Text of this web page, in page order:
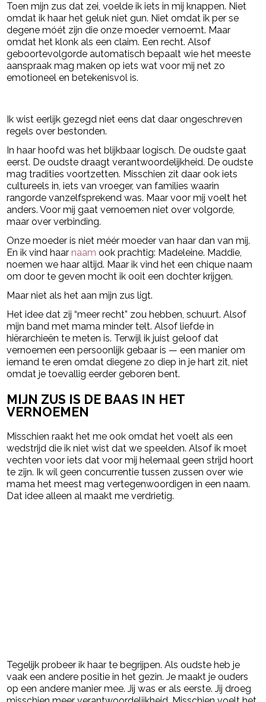
Toen mijn zus dat zei, voelde ik iets in mij knappen. Niet
omdat ik haar het geluk niet gun. Niet omdat ik per se
degene móét zijn die onze moeder vernoemt. Maar
omdat het klonk als een claim. Een recht. Alsof
geboortevolgorde automatisch bepaalt wie het meeste
aanspraak mag maken op iets wat voor mij net zo
emotioneel en betekenisvol is.
Ik wist eerlijk gezegd niet eens dat daar ongeschreven
regels over bestonden.
In haar hoofd was het blijkbaar logisch. De oudste gaat
eerst. De oudste draagt verantwoordelijkheid. De oudste
mag tradities voortzetten. Misschien zit daar ook iets
cultureels in, iets van vroeger, van families waarin
rangorde vanzelfsprekend was. Maar voor mij voelt het
anders. Voor mij gaat vernoemen niet over volgorde,
maar over verbinding.
Onze moeder is niet méér moeder van haar dan van mij.
En ik vind haar naam ook prachtig: Madeleine. Maddie,
noemen we haar altijd. Maar ik vind het een chique naam
om door te geven mocht ik ooit een dochter krijgen.
Maar niet als het aan mijn zus ligt.
Het idee dat zij “meer recht” zou hebben, schuurt. Alsof
mijn band met mama minder telt. Alsof liefde in
hiërarchieën te meten is. Terwijl ik juist geloof dat
vernoemen een persoonlijk gebaar is — een manier om
iemand te eren omdat diegene zo diep in je hart zit, niet
omdat je toevallig eerder geboren bent.
MIJN ZUS IS DE BAAS IN HET
VERNOEMEN
Misschien raakt het me ook omdat het voelt als een
wedstrijd die ik niet wist dat we speelden. Alsof ik moet
vechten voor iets dat voor mij helemaal geen strijd hoort
te zijn. Ik wil geen concurrentie tussen zussen over wie
mama het meest mag vertegenwoordigen in een naam.
Dat idee alleen al maakt me verdrietig.
Tegelijk probeer ik haar te begrijpen. Als oudste heb je
vaak een andere positie in het gezin. Je maakt je ouders
op een andere manier mee. Jij was er als eerste. Jij droeg